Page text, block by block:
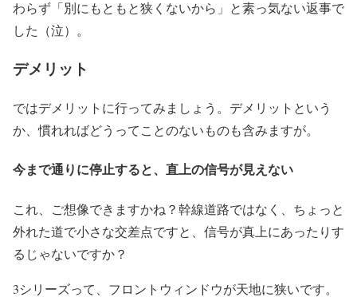
わらず「別にもともと狭くないから」と素っ気ない返事で
した（泣）。
デメリット
ではデメリットに行ってみましょう。デメリットという
か、慣れればどうってことのないものも含みますが。
今まで通りに停止すると、直上の信号が見えない
これ、ご想像できますかね？幹線道路ではなく、ちょっと
外れた道で小さな交差点ですと、信号が真上にあったりす
るじゃないですか？
3シリーズって、フロントウィンドウが天地に狭いです。